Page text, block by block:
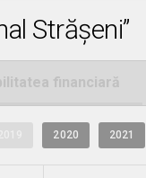
Strășeni”
financiară
2020 2021